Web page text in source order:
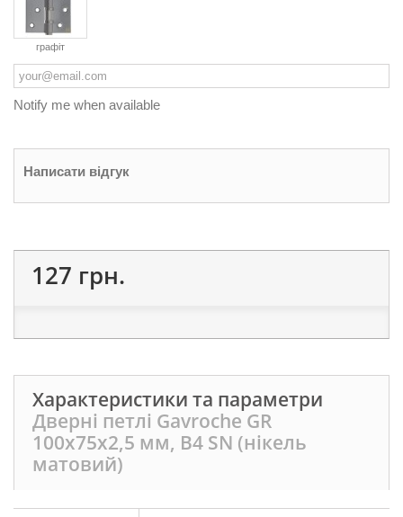
графіт
Notify me when available
Написати відгук
127 грн.
Характеристики та параметри
Дверні петлі Gavroche GR
100x75x2,5 мм, B4 SN (нікель
матовий)